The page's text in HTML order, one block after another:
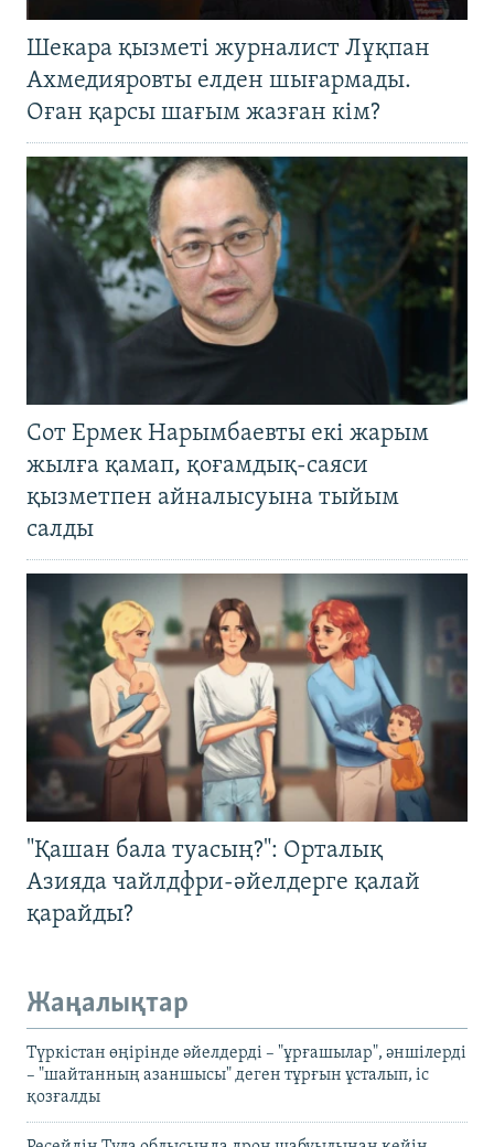
Шекара қызметі журналист Лұқпан
Ахмедияровты елден шығармады.
Оған қарсы шағым жазған кім?
Сот Ермек Нарымбаевты екі жарым
жылға қамап, қоғамдық-саяси
қызметпен айналысуына тыйым
салды
"Қашан бала туасың?": Орталық
Азияда чайлдфри-әйелдерге қалай
қарайды?
Жаңалықтар
Түркістан өңірінде әйелдерді – "ұрғашылар", әншілерді
– "шайтанның азаншысы" деген тұрғын ұсталып, іс
қозғалды